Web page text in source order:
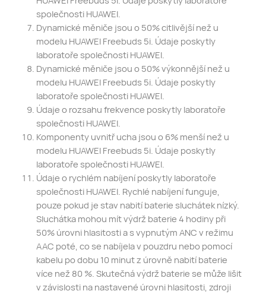
společnosti HUAWEI.
Dynamické měniče jsou o 50% citlivější než u
modelu HUAWEI Freebuds 5i. Údaje poskytly
laboratoře společnosti HUAWEI.
Dynamické měniče jsou o 50% výkonnější než u
modelu HUAWEI Freebuds 5i. Údaje poskytly
laboratoře společnosti HUAWEI.
Údaje o rozsahu frekvence poskytly laboratoře
společnosti HUAWEI.
Komponenty uvnitř ucha jsou o 6% menší než u
modelu HUAWEI Freebuds 5i. Údaje poskytly
laboratoře společnosti HUAWEI.
Údaje o rychlém nabíjení poskytly laboratoře
společnosti HUAWEI. Rychlé nabíjení funguje,
pouze pokud je stav nabití baterie sluchátek nízký.
Sluchátka mohou mít výdrž baterie 4 hodiny při
50% úrovni hlasitosti a s vypnutým ANC v režimu
AAC poté, co se nabíjela v pouzdru nebo pomocí
kabelu po dobu 10 minut z úrovně nabití baterie
více než 80 %. Skutečná výdrž baterie se může lišit
v závislosti na nastavené úrovni hlasitosti, zdroji